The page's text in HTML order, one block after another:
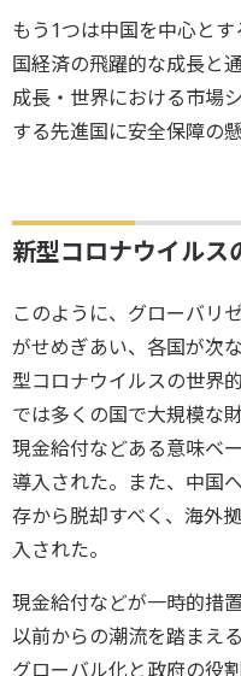
もう1つは中国を中心と
国経済の飛躍的な成長と
成長・世界における市場
する先進国に安全保障の
新型コロナウイルス
このように、グローバリ
がせめぎあい、各国が次
型コロナウイルスの世界
では多くの国で大規模な
現金給付などある意味ベ
導入された。また、中国
存から脱却すべく、海外
入された。
現金給付などが一時的措
以前からの潮流を踏まえ
グローバル化と政府の役